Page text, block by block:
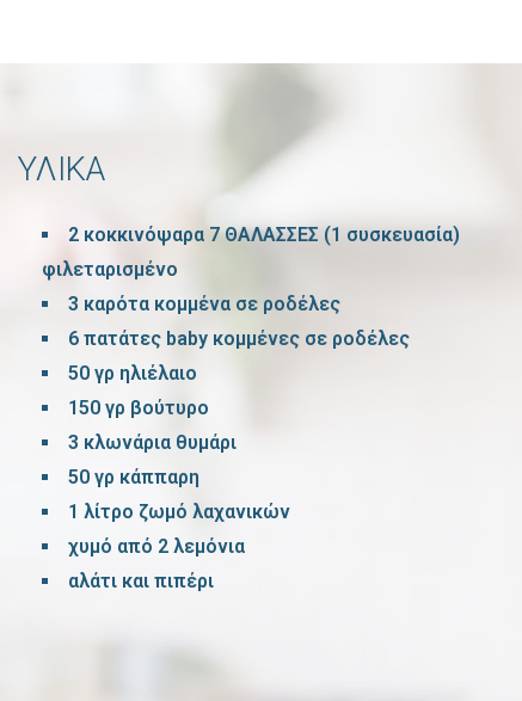
ΥΛΙΚΑ
2 κοκκινόψαρα 7 ΘΑΛΑΣΣΕΣ (1 συσκευασία)
φιλεταρισμένο
3 καρότα κομμένα σε ροδέλες
6 πατάτες baby κομμένες σε ροδέλες
50 γρ ηλιέλαιο
150 γρ βούτυρο
3 κλωνάρια θυμάρι
50 γρ κάππαρη
1 λίτρο ζωμό λαχανικών
χυμό από 2 λεμόνια
αλάτι και πιπέρι